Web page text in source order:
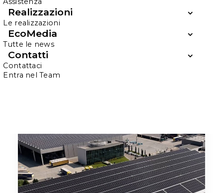
Realizzazioni
Le realizzazioni
EcoMedia
Tutte le news
Contatti
Contattaci
Entra nel Team